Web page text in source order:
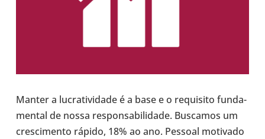
Manter a lucra­ti­vi­dade é a base e o requi­sito fun­da­
men­tal de nossa res­pon­sa­bi­li­dade. Bus­ca­mos um
cres­ci­mento rápido, 18% ao ano. Pessoal moti­vado